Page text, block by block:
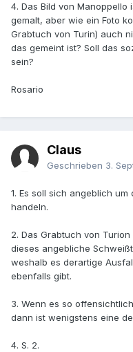
4. Das Bild von
gemalt, aber wie ein Foto
Grabtuch von Turin) auch
das gemeint ist? Soll das
sein?
Rosario
Claus
Geschrieben 3.
1. Es soll sich angeblich
handeln.
2. Das Grabtuch von
dieses angebliche
weshalb es derartige
ebenfalls gibt.
3. Wenn es so
dann ist wenigstens eine
4. S. 2.